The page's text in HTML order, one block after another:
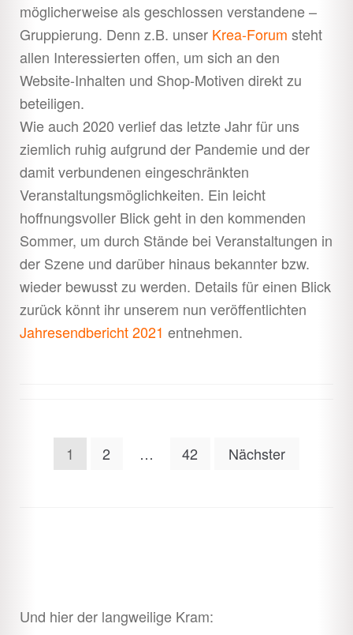
möglicherweise als geschlossen verstandene –
Gruppierung. Denn z.B. unser Krea-Forum steht
allen Interessierten offen, um sich an den
Website-Inhalten und Shop-Motiven direkt zu
beteiligen.
Wie auch 2020 verlief das letzte Jahr für uns
ziemlich ruhig aufgrund der Pandemie und der
damit verbundenen eingeschränkten
Veranstaltungsmöglichkeiten. Ein leicht
hoffnungsvoller Blick geht in den kommenden
Sommer, um durch Stände bei Veranstaltungen in
der Szene und darüber hinaus bekannter bzw.
wieder bewusst zu werden. Details für einen Blick
zurück könnt ihr unserem nun veröffentlichten
Jahresendbericht 2021 entnehmen.
Seitennummerierung
1 2 … 42 Nächster
Und hier der langweilige Kram: